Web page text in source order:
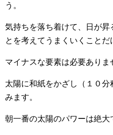
う。
気持ちを落ち着けて、日が昇
とを考えてうまくいくことだ
マイナスな要素は必要ありま
太陽に和紙をかざし（１０
みます。
朝一番の太陽のパワーは絶大